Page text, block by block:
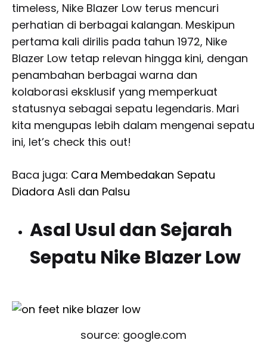
timeless, Nike Blazer Low terus mencuri
perhatian di berbagai kalangan. Meskipun
pertama kali dirilis pada tahun 1972, Nike
Blazer Low tetap relevan hingga kini, dengan
penambahan berbagai warna dan
kolaborasi eksklusif yang memperkuat
statusnya sebagai sepatu legendaris. Mari
kita mengupas lebih dalam mengenai sepatu
ini, let’s check this out!
Baca juga: Cara Membedakan Sepatu
Diadora Asli dan Palsu
Asal Usul dan Sejarah
Sepatu Nike Blazer Low
source: google.com